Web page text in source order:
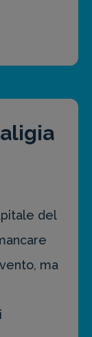
del
ma